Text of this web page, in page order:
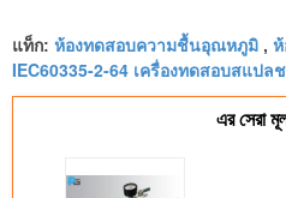
แท็ก: ห้องทดสอบความชื้นอุณหภูมิ ,
IEC60335-2-64 เครื่องทดสอบสแปลช
এর সেরা